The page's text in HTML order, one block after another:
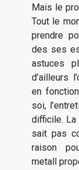
Mais le
Tout le
prendre
des ses
astuces
d’ailleurs
en
soi,
difficile. La
sait pas
raison
metall